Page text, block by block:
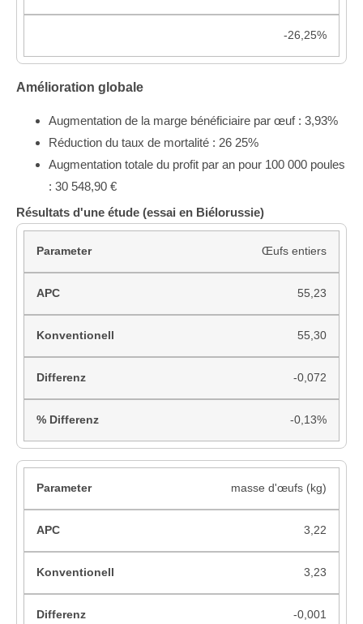
-26,25%
Amélioration globale
Augmentation de la marge bénéficiaire par œuf : 3,93%
Réduction du taux de mortalité : 26 25%
Augmentation totale du profit par an pour 100 000 poules
: 30 548,90 €
Résultats d'une étude (essai en Biélorussie)
Œufs entiers
55,23
55,30
-0,072
-0,13%
masse d'œufs (kg)
3,22
3,23
-0,001